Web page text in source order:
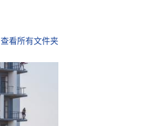
查看所有文件夹